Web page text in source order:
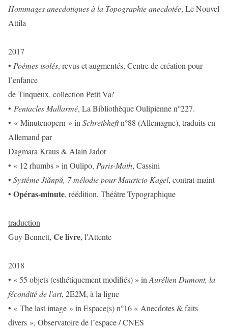
Hommages anecdotiques à la Topographie anecdotée, Le Nouvel
Attila
2017
• Poèmes isolés, revus et augmentés, Centre de création pour
l’enfance
de Tinqueux, collection Petit Va!
• Pentacles Mallarmé, La Bibliothèque Oulipienne n°227.
• « Minutenopern » in Schreibheftn°88 (Allemagne), traduits en
Allemand par
Dagmara Kraus & Alain Jadot
• « 12 rhumbs » in Oulipo, Paris-Math, Cassini
• Système Jiǎnpǔ, 7 mélodie pour Mauricio Kagel, contrat-maint
• Opéras-minute, réédition, Théâtre Typographique
traduction
Guy Bennett, Ce livre, l'Attente
2018
• « 55 objets (esthétiquement modifiés) » in Aurélien Dumont, la
fécondité de l'art, 2E2M, à la ligne
• « The last image » in Espace(s) n°16 « Anecdotes & faits
divers », Observatoire de l’espace / CNES